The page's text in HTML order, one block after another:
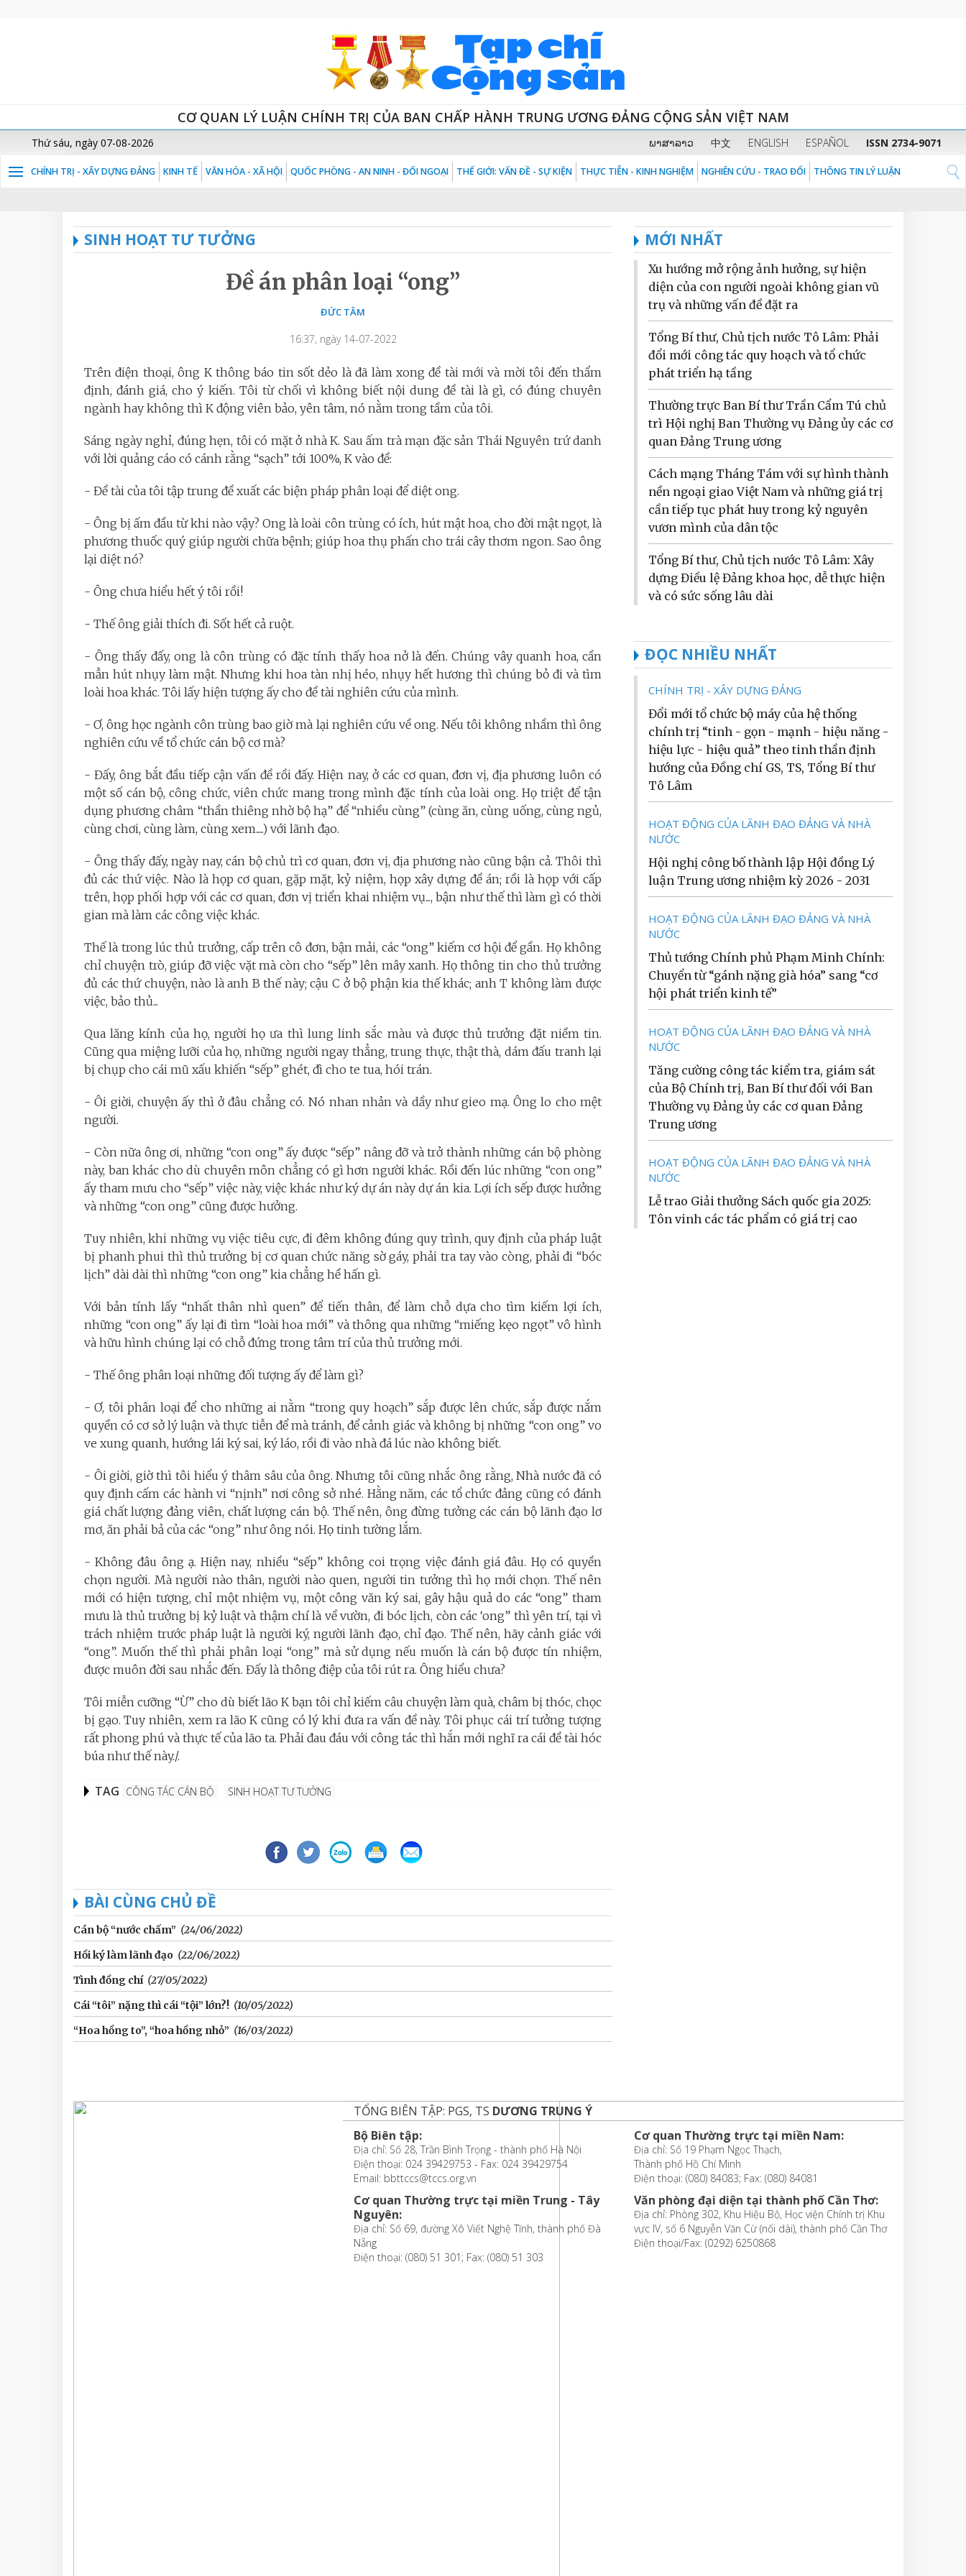
CƠ QUAN LÝ LUẬN CHÍNH TRỊ CỦA BAN CHẤP HÀNH TRUNG ƯƠNG ĐẢNG CỘNG SẢN VIỆT NAM
Thứ sáu, ngày 07-08-2026 ພາສາລາວ 中文 ENGLISH ESPAÑOL ISSN 2734-9071
CHÍNH TRỊ - XÂY DỰNG ĐẢNG KINH TẾ VĂN HÓA - XÃ HỘI QUỐC PHÒNG - AN NINH - ĐỐI NGOẠI THẾ GIỚI: VẤN ĐỀ - SỰ KIỆN THỰC TIỄN - KINH NGHIỆM NGHIÊN CỨU - TRAO ĐỔI THÔNG TIN LÝ LUẬN
SINH HOẠT TƯ TƯỞNG
Đề án phân loại “ong”
ĐỨC TÂM
16:37, ngày 14-07-2022
Trên điện thoại, ông K thông báo tin sốt dẻo là đã làm xong đề tài mới và mời tôi đến thẩm
định, đánh giá, cho ý kiến. Tôi từ chối vì không biết nội dung đề tài là gì, có đúng chuyên
ngành hay không thì K động viên bảo, yên tâm, nó nằm trong tầm của tôi.
Sáng ngày nghỉ, đúng hẹn, tôi có mặt ở nhà K. Sau ấm trà mạn đặc sản Thái Nguyên trứ danh
với lời quảng cáo có cánh rằng “sạch” tới 100%, K vào đề:
- Đề tài của tôi tập trung đề xuất các biện pháp phân loại để diệt ong.
- Ông bị ấm đầu từ khi nào vậy? Ong là loài côn trùng có ích, hút mật hoa, cho đời mật ngọt, là
phương thuốc quý giúp người chữa bệnh; giúp hoa thụ phấn cho trái cây thơm ngon. Sao ông
lại diệt nó?
- Ông chưa hiểu hết ý tôi rồi!
- Thế ông giải thích đi. Sốt hết cả ruột.
- Ông thấy đấy, ong là côn trùng có đặc tính thấy hoa nở là đến. Chúng vây quanh hoa, cần
mẫn hút nhụy làm mật. Nhưng khi hoa tàn nhị héo, nhụy hết hương thì chúng bỏ đi và tìm
loài hoa khác. Tôi lấy hiện tượng ấy cho đề tài nghiên cứu của mình.
- Ơ, ông học ngành côn trùng bao giờ mà lại nghiên cứu về ong. Nếu tôi không nhầm thì ông
nghiên cứu về tổ chức cán bộ cơ mà?
- Đấy, ông bắt đầu tiếp cận vấn đề rồi đấy. Hiện nay, ở các cơ quan, đơn vị, địa phương luôn có
một số cán bộ, công chức, viên chức mang trong mình đặc tính của loài ong. Họ triệt để tận
dụng phương châm “thần thiêng nhờ bộ hạ” để “nhiều cùng” (cùng ăn, cùng uống, cùng ngủ,
cùng chơi, cùng làm, cùng xem.....) với lãnh đạo.
- Ông thấy đấy, ngày nay, cán bộ chủ trì cơ quan, đơn vị, địa phương nào cũng bận cả. Thôi thì
đủ các thứ việc. Nào là họp cơ quan, gặp mặt, kỷ niệm, họp xây dựng đề án; rồi là họp với cấp
trên, họp phối hợp với các cơ quan, đơn vị triển khai nhiệm vụ..., bận như thế thì làm gì có thời
gian mà làm các công việc khác.
Thế là trong lúc thủ trưởng, cấp trên cô đơn, bận mải, các “ong” kiếm cơ hội để gần. Họ không
chỉ chuyện trò, giúp đỡ việc vặt mà còn cho “sếp” lên mây xanh. Họ thông tin cho thủ trưởng
đủ các thứ chuyện, nào là anh B thế này; cậu C ở bộ phận kia thế khác; anh T không làm được
việc, bảo thủ...
Qua lăng kính của họ, người họ ưa thì lung linh sắc màu và được thủ trưởng đặt niềm tin.
Cũng qua miệng lưỡi của họ, những người ngay thẳng, trung thực, thật thà, dám đấu tranh lại
bị chụp cho cái mũ xấu khiến “sếp” ghét, đì cho te tua, hói trán.
- Ôi giời, chuyện ấy thì ở đâu chẳng có. Nó nhan nhản và dầy như gieo mạ. Ông lo cho mệt
người.
- Còn nữa ông ơi, những “con ong” ấy được “sếp” nâng đỡ và trở thành những cán bộ phòng
này, ban khác cho dù chuyên môn chẳng có gì hơn người khác. Rồi đến lúc những “con ong”
ấy tham mưu cho “sếp” việc này, việc khác như ký dự án này dự án kia. Lợi ích sếp được hưởng
và những “con ong” cũng được hưởng.
Tuy nhiên, khi những vụ việc tiêu cực, đi đêm không đúng quy trình, quy định của pháp luật
bị phanh phui thì thủ trưởng bị cơ quan chức năng sờ gáy, phải tra tay vào còng, phải đi “bóc
lịch” dài dài thì những “con ong” kia chẳng hề hấn gì.
Với bản tính lấy “nhất thân nhì quen” để tiến thân, để làm chỗ dựa cho tìm kiếm lợi ích,
những “con ong” ấy lại đi tìm “loài hoa mới” và thông qua những “miếng kẹo ngọt” vô hình
và hữu hình chúng lại có chỗ đứng trong tâm trí của thủ trưởng mới.
- Thế ông phân loại những đối tượng ấy để làm gì?
- Ơ, tôi phân loại để cho những ai nằm “trong quy hoạch” sắp được lên chức, sắp được nắm
quyền có cơ sở lý luận và thực tiễn để mà tránh, để cảnh giác và không bị những “con ong” vo
ve xung quanh, hướng lái ký sai, ký láo, rồi đi vào nhà đá lúc nào không biết.
- Ôi giời, giờ thì tôi hiểu ý thâm sâu của ông. Nhưng tôi cũng nhắc ông rằng, Nhà nước đã có
quy định cấm các hành vi “nịnh” nơi công sở nhé. Hằng năm, các tổ chức đảng cũng có đánh
giá chất lượng đảng viên, chất lượng cán bộ. Thế nên, ông đừng tưởng các cán bộ lãnh đạo lơ
mơ, ăn phải bả của các “ong” như ông nói. Họ tinh tường lắm.
- Không đâu ông ạ. Hiện nay, nhiều “sếp” không coi trọng việc đánh giá đâu. Họ có quyền
chọn người. Mà người nào thân, người nào quen, người tin tưởng thì họ mới chọn. Thế nên
mới có hiện tượng, chỉ một nhiệm vụ, một công văn ký sai, gây hậu quả do các “ong” tham
mưu là thủ trưởng bị kỷ luật và thậm chí là về vườn, đi bóc lịch, còn các ‘ong” thì yên trí, tại vì
trách nhiệm trước pháp luật là người ký, người lãnh đạo, chỉ đạo. Thế nên, hãy cảnh giác với
“ong”. Muốn thế thì phải phân loại “ong” mà sử dụng nếu muốn là cán bộ được tín nhiệm,
được muôn đời sau nhắc đến. Đấy là thông điệp của tôi rút ra. Ông hiểu chưa?
Tôi miễn cưỡng “Ừ” cho dù biết lão K bạn tôi chỉ kiếm câu chuyện làm quà, châm bị thóc, chọc
bị gạo. Tuy nhiên, xem ra lão K cũng có lý khi đưa ra vấn đề này. Tôi phục cái trí tưởng tượng
rất phong phú và thực tế của lão ta. Phải đau đáu với công tác thì hắn mới nghĩ ra cái đề tài hóc
búa như thế này./.
TAG CÔNG TÁC CÁN BỘ SINH HOẠT TƯ TƯỞNG
BÀI CÙNG CHỦ ĐỀ
Cán bộ “nước chấm” (24/06/2022)
Hồi ký làm lãnh đạo (22/06/2022)
Tình đồng chí (27/05/2022)
Cái “tôi” nặng thì cái “tội” lớn?! (10/05/2022)
“Hoa hồng to”, “hoa hồng nhỏ” (16/03/2022)
MỚI NHẤT
Xu hướng mở rộng ảnh hưởng, sự hiện
diện của con người ngoài không gian vũ
trụ và những vấn đề đặt ra
Tổng Bí thư, Chủ tịch nước Tô Lâm: Phải
đổi mới công tác quy hoạch và tổ chức
phát triển hạ tầng
Thường trực Ban Bí thư Trần Cẩm Tú chủ
trì Hội nghị Ban Thường vụ Đảng ủy các cơ
quan Đảng Trung ương
Cách mạng Tháng Tám với sự hình thành
nền ngoại giao Việt Nam và những giá trị
cần tiếp tục phát huy trong kỷ nguyên
vươn mình của dân tộc
Tổng Bí thư, Chủ tịch nước Tô Lâm: Xây
dựng Điều lệ Đảng khoa học, dễ thực hiện
và có sức sống lâu dài
ĐỌC NHIỀU NHẤT
CHÍNH TRỊ - XÂY DỰNG ĐẢNG
Đổi mới tổ chức bộ máy của hệ thống
chính trị “tinh - gọn - mạnh - hiệu năng -
hiệu lực - hiệu quả” theo tinh thần định
hướng của Đồng chí GS, TS, Tổng Bí thư
Tô Lâm
HOẠT ĐỘNG CỦA LÃNH ĐẠO ĐẢNG VÀ NHÀ
NƯỚC
Hội nghị công bố thành lập Hội đồng Lý
luận Trung ương nhiệm kỳ 2026 - 2031
HOẠT ĐỘNG CỦA LÃNH ĐẠO ĐẢNG VÀ NHÀ
NƯỚC
Thủ tướng Chính phủ Phạm Minh Chính:
Chuyển từ “gánh nặng già hóa” sang “cơ
hội phát triển kinh tế”
HOẠT ĐỘNG CỦA LÃNH ĐẠO ĐẢNG VÀ NHÀ
NƯỚC
Tăng cường công tác kiểm tra, giám sát
của Bộ Chính trị, Ban Bí thư đối với Ban
Thường vụ Đảng ủy các cơ quan Đảng
Trung ương
HOẠT ĐỘNG CỦA LÃNH ĐẠO ĐẢNG VÀ NHÀ
NƯỚC
Lễ trao Giải thưởng Sách quốc gia 2025:
Tôn vinh các tác phẩm có giá trị cao
TỔNG BIÊN TẬP: PGS, TS DƯƠNG TRUNG Ý
Bộ Biên tập:
Địa chỉ: Số 28, Trần Bình Trọng - thành phố Hà Nội
Điện thoại: 024 39429753 - Fax: 024 39429754
Email: bbttccs@tccs.org.vn
Cơ quan Thường trực tại miền Trung - Tây
Nguyên:
Địa chỉ: Số 69, đường Xô Viết Nghệ Tĩnh, thành phố Đà
Nẵng
Điện thoại: (080) 51 301; Fax: (080) 51 303
Cơ quan Thường trực tại miền Nam:
Địa chỉ: Số 19 Phạm Ngọc Thạch,
Thành phố Hồ Chí Minh
Điện thoại: (080) 84083; Fax: (080) 84081
Văn phòng đại diện tại thành phố Cần Thơ:
Địa chỉ: Phòng 302, Khu Hiệu Bộ, Học viện Chính trị Khu
vực IV, số 6 Nguyễn Văn Cừ (nối dài), thành phố Cần Thơ
Điện thoại/Fax: (0292) 6250868